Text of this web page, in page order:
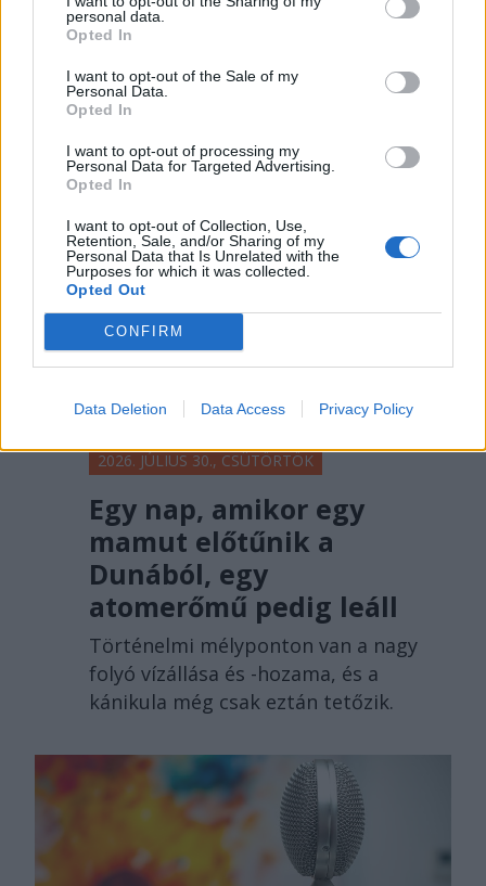
personal data.
Opted In
I want to opt-out of the Sale of my
Personal Data.
Opted In
I want to opt-out of processing my
Personal Data for Targeted Advertising.
Opted In
I want to opt-out of Collection, Use,
Retention, Sale, and/or Sharing of my
Personal Data that Is Unrelated with the
Purposes for which it was collected.
Opted Out
CONFIRM
Data Deletion Data Access Privacy Policy
A városi ember hőkupola idején
igyekszik felhúzódni a hegyekbe, ha
nem kedveli a mediterrán
éghajlatot. Ahonnan a helyiek
bármit megadnának, ha
elmehetnének a világon bárhova.
2026. JÚLIUS 30., CSÜTÖRTÖK
Egy nap, amikor egy
mamut előtűnik a
Dunából, egy
atomerőmű pedig leáll
Történelmi mélyponton van a nagy
folyó vízállása és -hozama, és a
kánikula még csak eztán tetőzik.